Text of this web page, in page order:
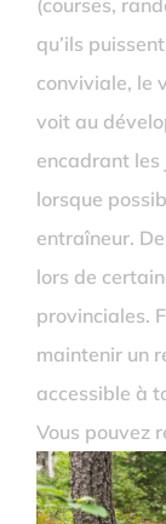
(courses,
qu’ils
conviviale, le
voit au
encadrant les
lorsque
entraîneur.
lors de
provinciales.
maintenir un
accessible à
Vous pouvez